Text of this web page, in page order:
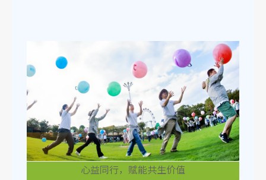
心益同行，赋能共生价值